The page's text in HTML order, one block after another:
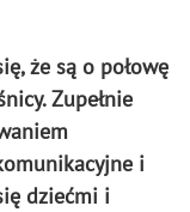
że są o połowę
Zupełnie
i
dziećmi i